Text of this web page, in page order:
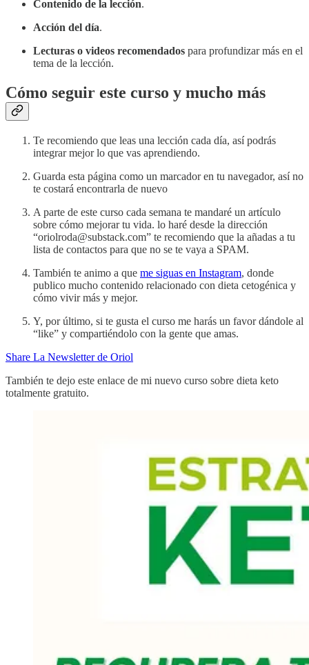
Contenido de la lección.
Acción del día.
Lecturas o videos recomendados para profundizar más en el
tema de la lección.
Cómo seguir este curso y mucho más
Te recomiendo que leas una lección cada día, así podrás
integrar mejor lo que vas aprendiendo.
Guarda esta página como un marcador en tu navegador, así no
te costará encontrarla de nuevo
A parte de este curso cada semana te mandaré un artículo
sobre cómo mejorar tu vida. lo haré desde la dirección
“oriolroda@substack.com” te recomiendo que la añadas a tu
lista de contactos para que no se te vaya a SPAM.
También te animo a que me siguas en Instagram, donde
publico mucho contenido relacionado con dieta cetogénica y
cómo vivir más y mejor.
Y, por último, si te gusta el curso me harás un favor dándole al
“like” y compartiéndolo con la gente que amas.
Share La Newsletter de Oriol
También te dejo este enlace de mi nuevo curso sobre dieta keto
totalmente gratuito.